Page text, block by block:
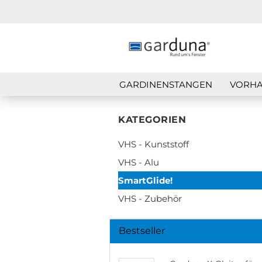
GARDINENSTANGEN
KATEGORIEN
VHS - Kunststoff
VHS - Alu
SmartGlide!
VHS - Zubehör
Bestseller